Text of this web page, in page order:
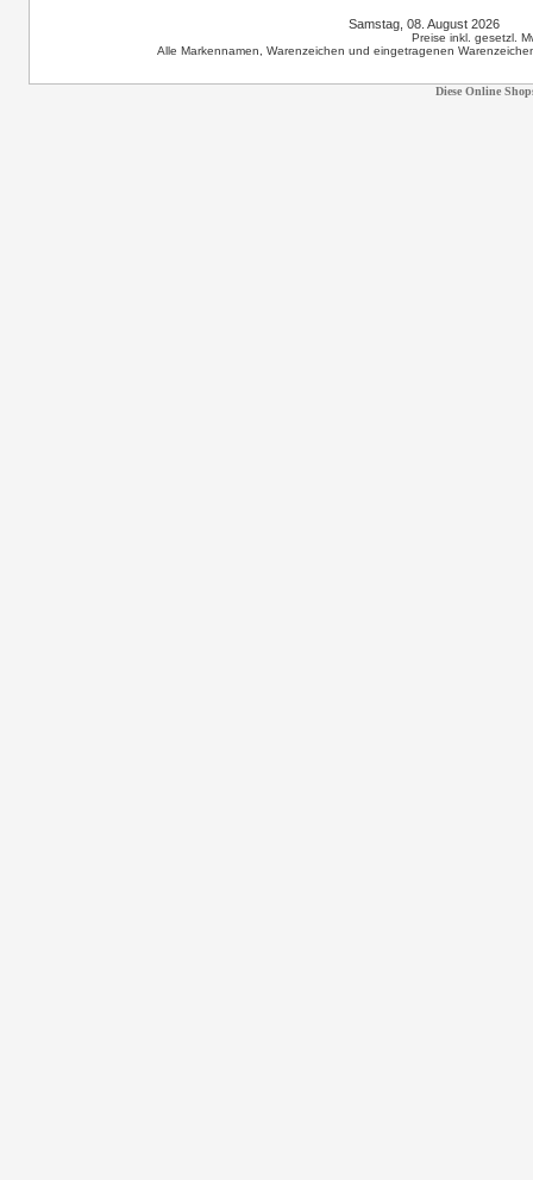
Samstag, 08. August 2026
Preise inkl. gesetzl.
Alle Markennamen, Warenzeichen und eingetragenen
Diese Online